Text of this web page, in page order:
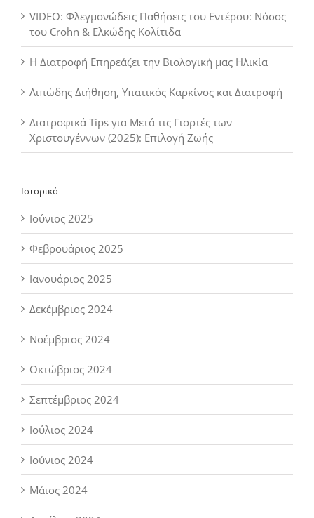
VIDEO: Φλεγμονώδεις Παθήσεις του Εντέρου: Νόσος
του Crohn & Ελκώδης Κολίτιδα
Η Διατροφή Επηρεάζει την Βιολογική μας Ηλικία
Λιπώδης Διήθηση, Υπατικός Καρκίνος και Διατροφή
Διατροφικά Tips για Μετά τις Γιορτές των
Χριστουγέννων (2025): Επιλογή Ζωής
Ιστορικό
Ιούνιος 2025
Φεβρουάριος 2025
Ιανουάριος 2025
Δεκέμβριος 2024
Νοέμβριος 2024
Οκτώβριος 2024
Σεπτέμβριος 2024
Ιούλιος 2024
Ιούνιος 2024
Μάιος 2024